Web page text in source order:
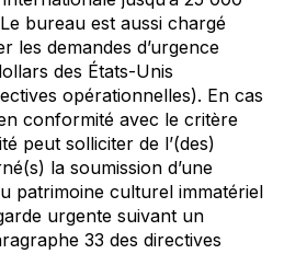
bureau est aussi chargé
les demandes d’urgence
des États-Unis
opérationnelles). En cas
conformité avec le critère
peut solliciter de l’(des)
la soumission d’une
patrimoine culturel immatériel
urgente suivant un
33 des directives